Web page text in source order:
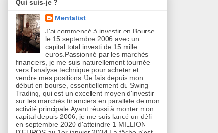
Qui suis-je ?
Mentalist
J'ai commencé à investir en Bourse
le 15 septembre 2006 avec un
capital total investi de 15 mille
euros.Passionné par les marchés
financiers, je me suis naturellement tournée
vers l'analyse technique pour acheter et
vendre mes positions !Je fais depuis mon
début en bourse, essentiellement du Swing
Trading, qui est un excellent moyen d'investir
sur les marchés financiers en parallèle de mon
activité principale.Ayant réussi à monter mon
capital depuis 2006, je me suis lancé un défi
en septembre 2020 d'atteindre 1 MILLION